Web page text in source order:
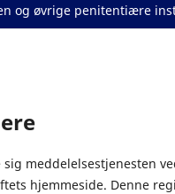
og øvrige penitentiære
meddelelsestjenesten
hjemmeside. Denne